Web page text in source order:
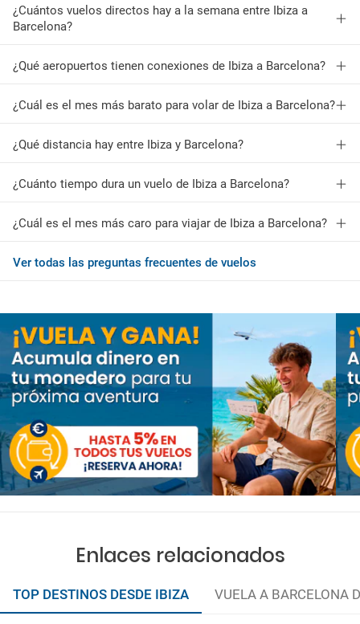
¿Cuántos vuelos directos hay a la semana entre Ibiza a
Barcelona?
¿Qué aeropuertos tienen conexiones de Ibiza a Barcelona?
¿Cuál es el mes más barato para volar de Ibiza a Barcelona?
¿Qué distancia hay entre Ibiza y Barcelona?
¿Cuánto tiempo dura un vuelo de Ibiza a Barcelona?
¿Cuál es el mes más caro para viajar de Ibiza a Barcelona?
Ver todas las preguntas frecuentes de vuelos
Enlaces relacionados
TOP DESTINOS DESDE IBIZA VUELA A BARCELONA